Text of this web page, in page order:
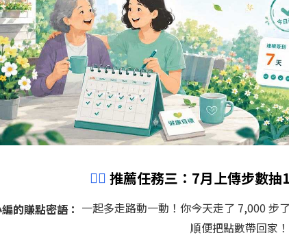
🏃‍♀️推薦任務三：7月上傳步數抽
的賺點密語： 一起多走路動一動！你今天走了 7,000 步
順便把點數帶回家！